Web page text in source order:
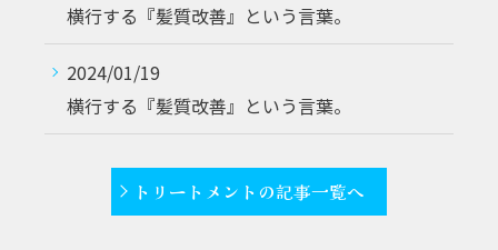
横行する『髪質改善』という言葉。
2024/01/19
横行する『髪質改善』という言葉。
トリートメントの記事一覧へ